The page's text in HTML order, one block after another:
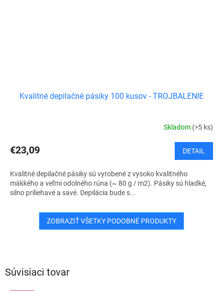
Súvisiaci tovar
Kvalitné depilačné pásiky 100 kusov - TROJBALENIE
Skladom (>5 ks)
€23,09 DETAIL
Kvalitné depilačné pásiky sú vyrobené z vysoko kvalitného
mäkkého a veľmi odolného rúna (~ 80 g / m2). Pásiky sú hladké,
silno priliehavé a savé. Depilácia bude s...
ZOBRAZIŤ VŠETKY PODOBNÉ PRODUKTY